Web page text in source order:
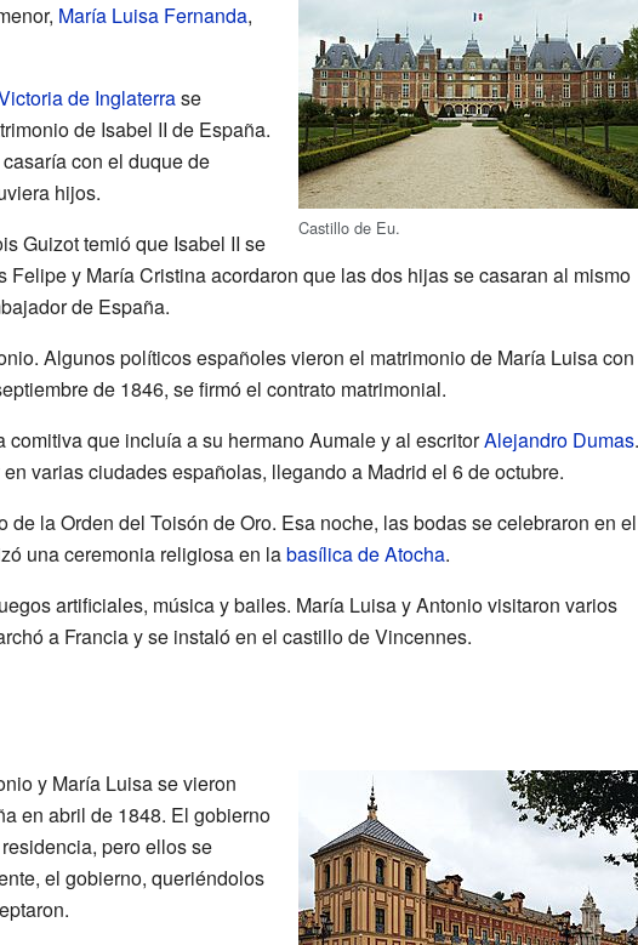
Castillo de Eu.
María Luisa Fernanda,
de Inglaterrase
de Isabel II de España.
con el duque de
hijos.
Guizot temió que Isabel II se
y María Cristina acordaron que las dos hijas se casaran al mismo
de España.
Algunos políticos españoles vieron el matrimonio de María Luisa con
de 1846, se firmó el contrato matrimonial.
que incluía a su hermano Aumale y al escritorAlejandro Dumas.
varias ciudades españolas, llegando a Madrid el 6 de octubre.
la Orden del Toisón de Oro. Esa noche, las bodas se celebraron en el
una ceremonia religiosa en labasílica de Atocha.
artificiales, música y bailes. María Luisa y Antonio visitaron varios
a Francia y se instaló en el castillo de Vincennes.
y María Luisa se vieron
en abril de 1848. El gobierno
pero ellos se
el gobierno, queriéndolos